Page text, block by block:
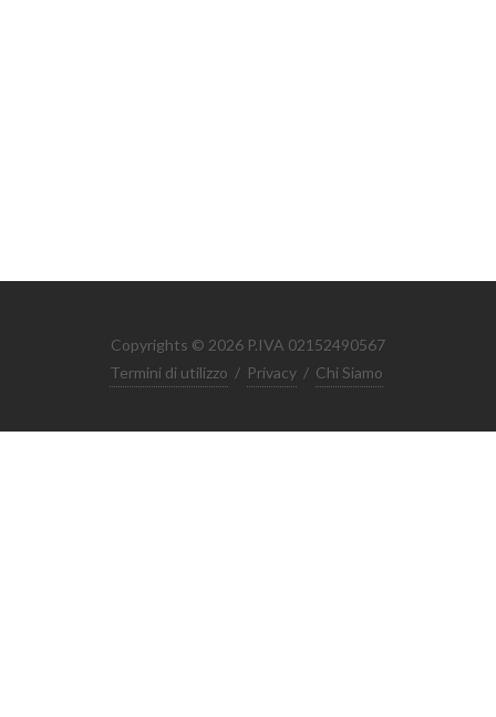
Copyrights © 2026 P.IVA 02152490567
Termini di utilizzo / Privacy / Chi Siamo